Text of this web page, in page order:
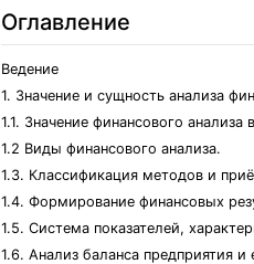
Оглавление
Ведение
1. Значение и сущность анализа
1.1. Значение финансового
1.2 Виды финансового анализа.
1.3. Классификация методов и
1.4. Формирование финансовых
1.5. Система показателей,
1.6. Анализ баланса предприятия и